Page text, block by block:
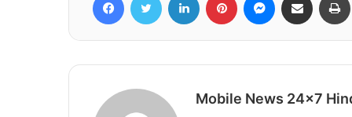
Mobile News 24x7